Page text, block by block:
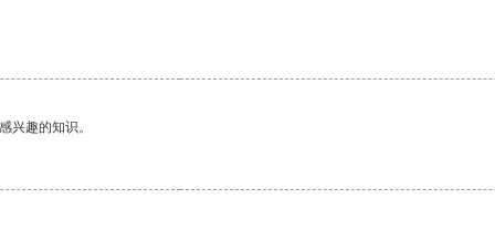
兴趣的知识。